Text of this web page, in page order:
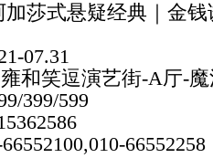
莎式悬疑经典｜金
07.31
和笑逗演艺街-A厅-
399/599
66552258